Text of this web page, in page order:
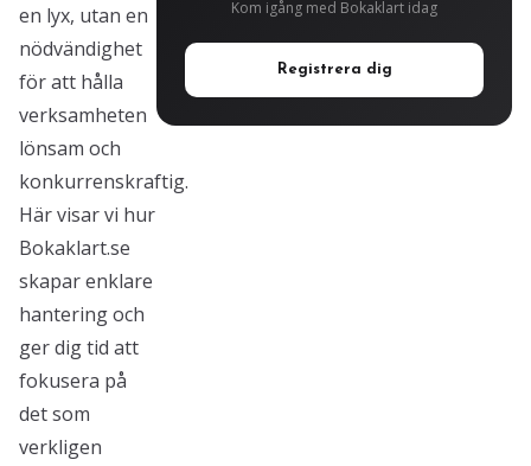
en lyx, utan en
nödvändighet
för att hålla
verksamheten
lönsam och
konkurrenskraftig.
Här visar vi hur
Bokaklart.se
skapar enklare
hantering och
ger dig tid att
fokusera på
det som
verkligen
Kom igång med Bokaklart idag
Registrera dig